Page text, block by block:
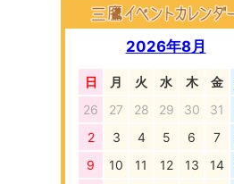
2026年8月
日 月 火 水 木 金
26
27 28 29 30 31
2
3 4 5 6 7
9
10 11 12 13 14